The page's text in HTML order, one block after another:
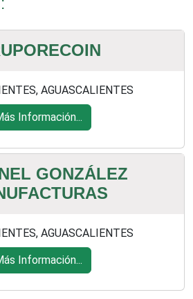
AGUASCALIENTES
Información...
GONZÁLEZ
AGUASCALIENTES
Información...